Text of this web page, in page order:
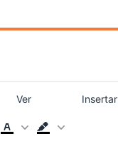
Ver Insertar